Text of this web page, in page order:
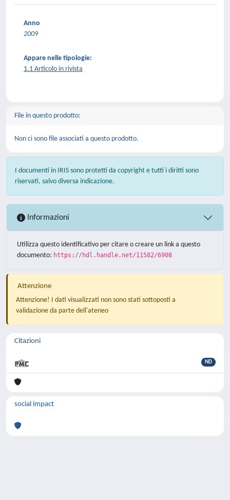
Anno
2009
Appare nelle tipologie:
1.1 Articolo in rivista
File in questo prodotto:
Non ci sono file associati a questo prodotto.
I documenti in IRIS sono protetti da copyright e tutti i diritti sono
riservati, salvo diversa indicazione.
Informazioni
Utilizza questo identificativo per citare o creare un link a questo
documento: https://hdl.handle.net/11582/6908
Attenzione
Attenzione! I dati visualizzati non sono stati sottoposti a
validazione da parte dell'ateneo
Citazioni
ND
social impact